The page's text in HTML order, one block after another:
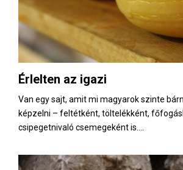
Érlelten az igazi
Van egy sajt, amit mi magyarok szinte
képzelni – feltétként, töltelékként,
csipegetnivaló csemegeként is....